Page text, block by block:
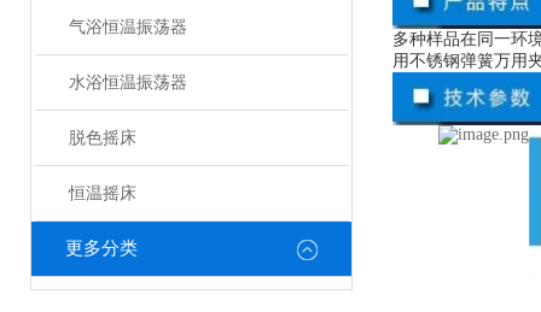
气浴恒温振荡器
水浴恒温振荡器
脱色摇床
恒温摇床
更多分类
多种样品在同一环
用不锈钢弹簧万用